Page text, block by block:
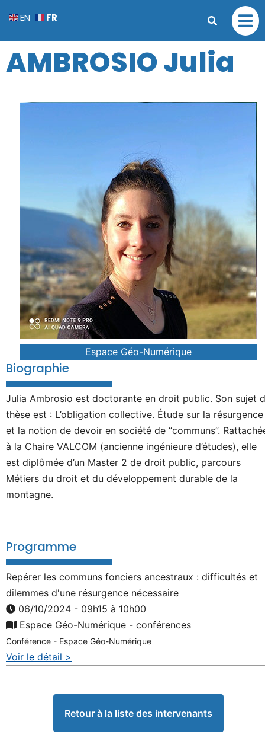
AMBROSIO Julia
Espace Géo-Numérique
Biographie
Julia Ambrosio est doctorante en droit public. Son sujet
thèse est : L’obligation collective. Étude sur la résurgence
et la notion de devoir en société de “communs”.
à la Chaire VALCOM (ancienne ingénieure d’études), elle
est diplômée d’un Master 2 de droit public, parcours
Métiers du droit et du développement durable de la
montagne.
Programme
Repérer les communs fonciers ancestraux : difficultés et
dilemmes d'une résurgence nécessaire
06/10/2024 - 09h15 à 10h00
Espace Géo-Numérique - conférences
Conférence - Espace Géo-Numérique
Voir le détail >
Retour à la liste des intervenants
EN FR